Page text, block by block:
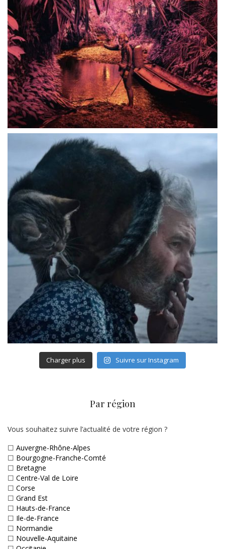
Charger plus Suivre sur Instagram
Par région
Vous souhaitez suivre l’actualité de votre région ?
☐ Auvergne-Rhône-Alpes
☐ Bourgogne-Franche-Comté
☐ Bretagne
☐ Centre-Val de Loire
☐ Corse
☐ Grand Est
☐ Hauts-de-France
☐ Ile-de-France
☐ Normandie
☐ Nouvelle-Aquitaine